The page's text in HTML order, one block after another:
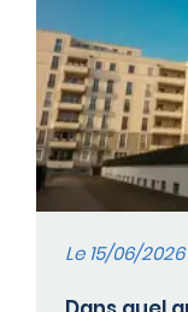
Le 15/06/2026